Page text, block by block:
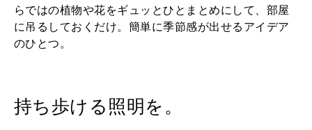
らではの植物や花をギュッとひとまとめにして、部屋
に吊るしておくだけ。簡単に季節感が出せるアイデア
のひとつ。
持ち歩ける照明を。